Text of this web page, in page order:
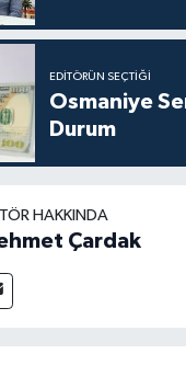
EDITÖRÜN SEÇTIĞI
Osmaniye
Durum
HAKKINDA
Çardak